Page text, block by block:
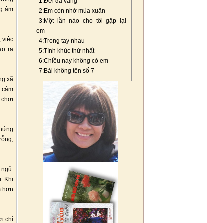
âm
việc
ra
xã
cảm
chơi
ngủ.
Khi
hơn
chỉ
2:Em còn nhớ mùa xuân
3:Một lần nào cho tôi gặp lại
em
4:Trong tay nhau
5:Tình khúc thứ nhất
6:Chiều nay không có em
7:Bài không tên số 7